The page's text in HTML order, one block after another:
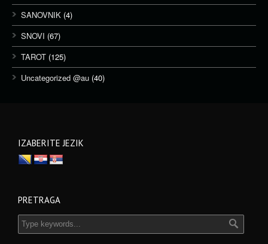
SANOVNIK (4)
SNOVI (67)
TAROT (125)
Uncategorized @au (40)
IZABERITE JEZIK
PRETRAGA